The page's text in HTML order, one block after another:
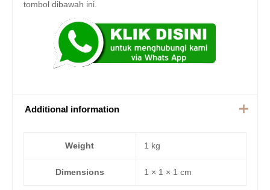
tombol dibawah ini.
Additional information
Weight 1 kg
Dimensions 1 × 1 × 1 cm